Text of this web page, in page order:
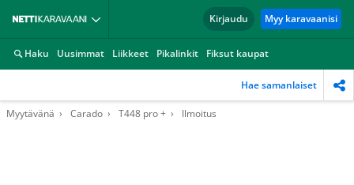
Kirjaudu Myy karavaanisi
Haku Uusimmat Liikkeet Pikalinkit Fiksut kaupat
Hae samanlaiset
Myytävänä Carado T448 pro + Ilmoitus